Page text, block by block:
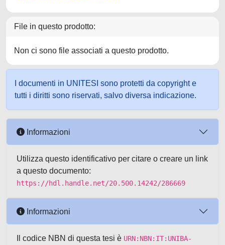
File in questo prodotto:
Non ci sono file associati a questo prodotto.
I documenti in UNITESI sono protetti da copyright e
tutti i diritti sono riservati, salvo diversa indicazione.
Informazioni
Utilizza questo identificativo per citare o creare un link
a questo documento:
https://hdl.handle.net/20.500.14242/286669
Informazioni
Il codice NBN di questa tesi è URN:NBN:IT:UNIBA-